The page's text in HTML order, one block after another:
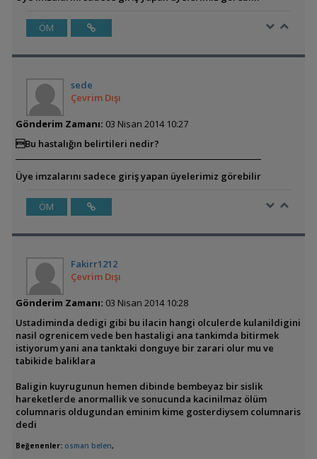
ÖM
sede
Çevrim Dışı
Gönderim Zamanı: 03 Nisan 2014 10:27
Bu hastalığın belirtileri nedir?
Üye imzalarını sadece giriş yapan üyelerimiz görebilir
ÖM
Fakirr1212
Çevrim Dışı
Gönderim Zamanı: 03 Nisan 2014 10:28
Ustadiminda dedigi gibi bu ilacin hangi olculerde kulanildigini
nasil ogrenicem vede ben hastaligi ana tankimda bitirmek
istiyorum yani ana tanktaki donguye bir zarari olur mu ve
tabikide baliklara
Baligin kuyrugunun hemen dibinde bembeyaz bir sislik
hareketlerde anormallik ve sonucunda kacinilmaz ölüm
columnaris oldugundan eminim kime gosterdiysem columnaris
dedi
Beğenenler: osman belen,